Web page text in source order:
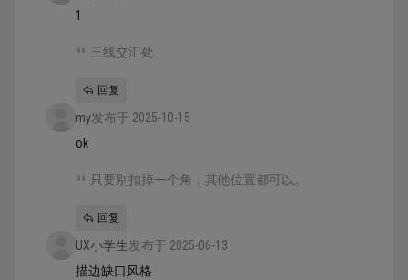
1
三线交汇处
回复
my发布于 2025-10-15
ok
只要别扣掉一个角，其他位置都可以。
回复
UX小学生发布于 2025-06-13
描边缺口风格